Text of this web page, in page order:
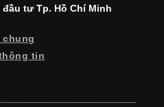
tư Tp. Hồ Chí Minh
chung
tin